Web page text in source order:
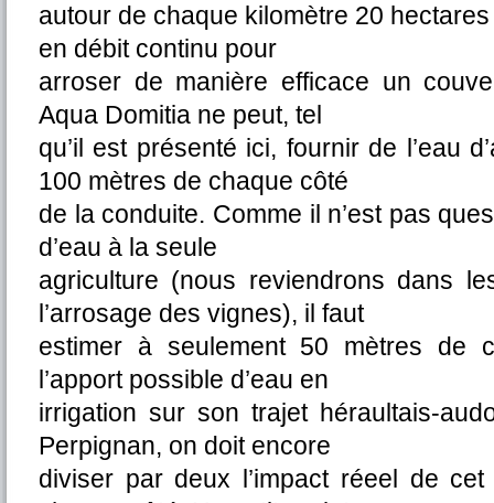
autour de chaque kilomètre 20
en débit continu pour
arroser de manière efficace un
Aqua Domitia ne peut, tel
qu’il est présenté ici, fournir de l’eau
100 mètres de chaque côté
de la conduite. Comme il n’est pas
d’eau à la seule
agriculture (nous reviendrons dans
l’arrosage des vignes), il faut
estimer à seulement 50 mètres de
l’apport possible d’eau en
irrigation sur son trajet héraultais-
Perpignan, on doit encore
diviser par deux l’impact réeel de